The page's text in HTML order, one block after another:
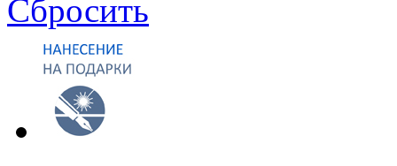
Сбросить